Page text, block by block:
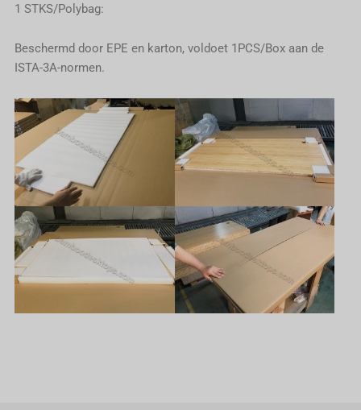
1 STKS/Polybag:
Beschermd door EPE en karton, voldoet 1PCS/Box aan de
ISTA-3A-normen.